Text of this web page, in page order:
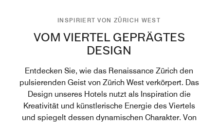
INSPIRIERT VON ZÜRICH WEST
VOM VIERTEL GEPRÄGTES
DESIGN
Entdecken Sie, wie das Renaissance Zürich den
pulsierenden Geist von Zürich West verkörpert. Das
Design unseres Hotels nutzt als Inspiration die
Kreativität und künstlerische Energie des Viertels
und spiegelt dessen dynamischen Charakter. Von